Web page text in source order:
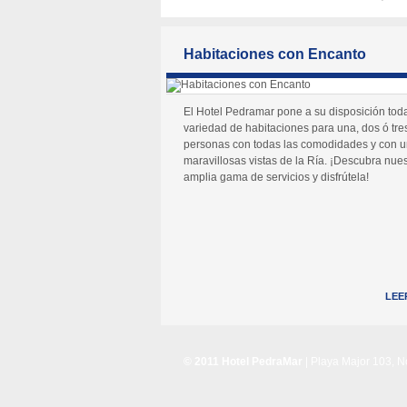
Habitaciones con Encanto
El Hotel Pedramar pone a su disposición
variedad de habitaciones para una, dos ó
personas con todas las comodidades y con
maravillosas vistas de la Ría. ¡Descubra
amplia gama de servicios y disfrútela!